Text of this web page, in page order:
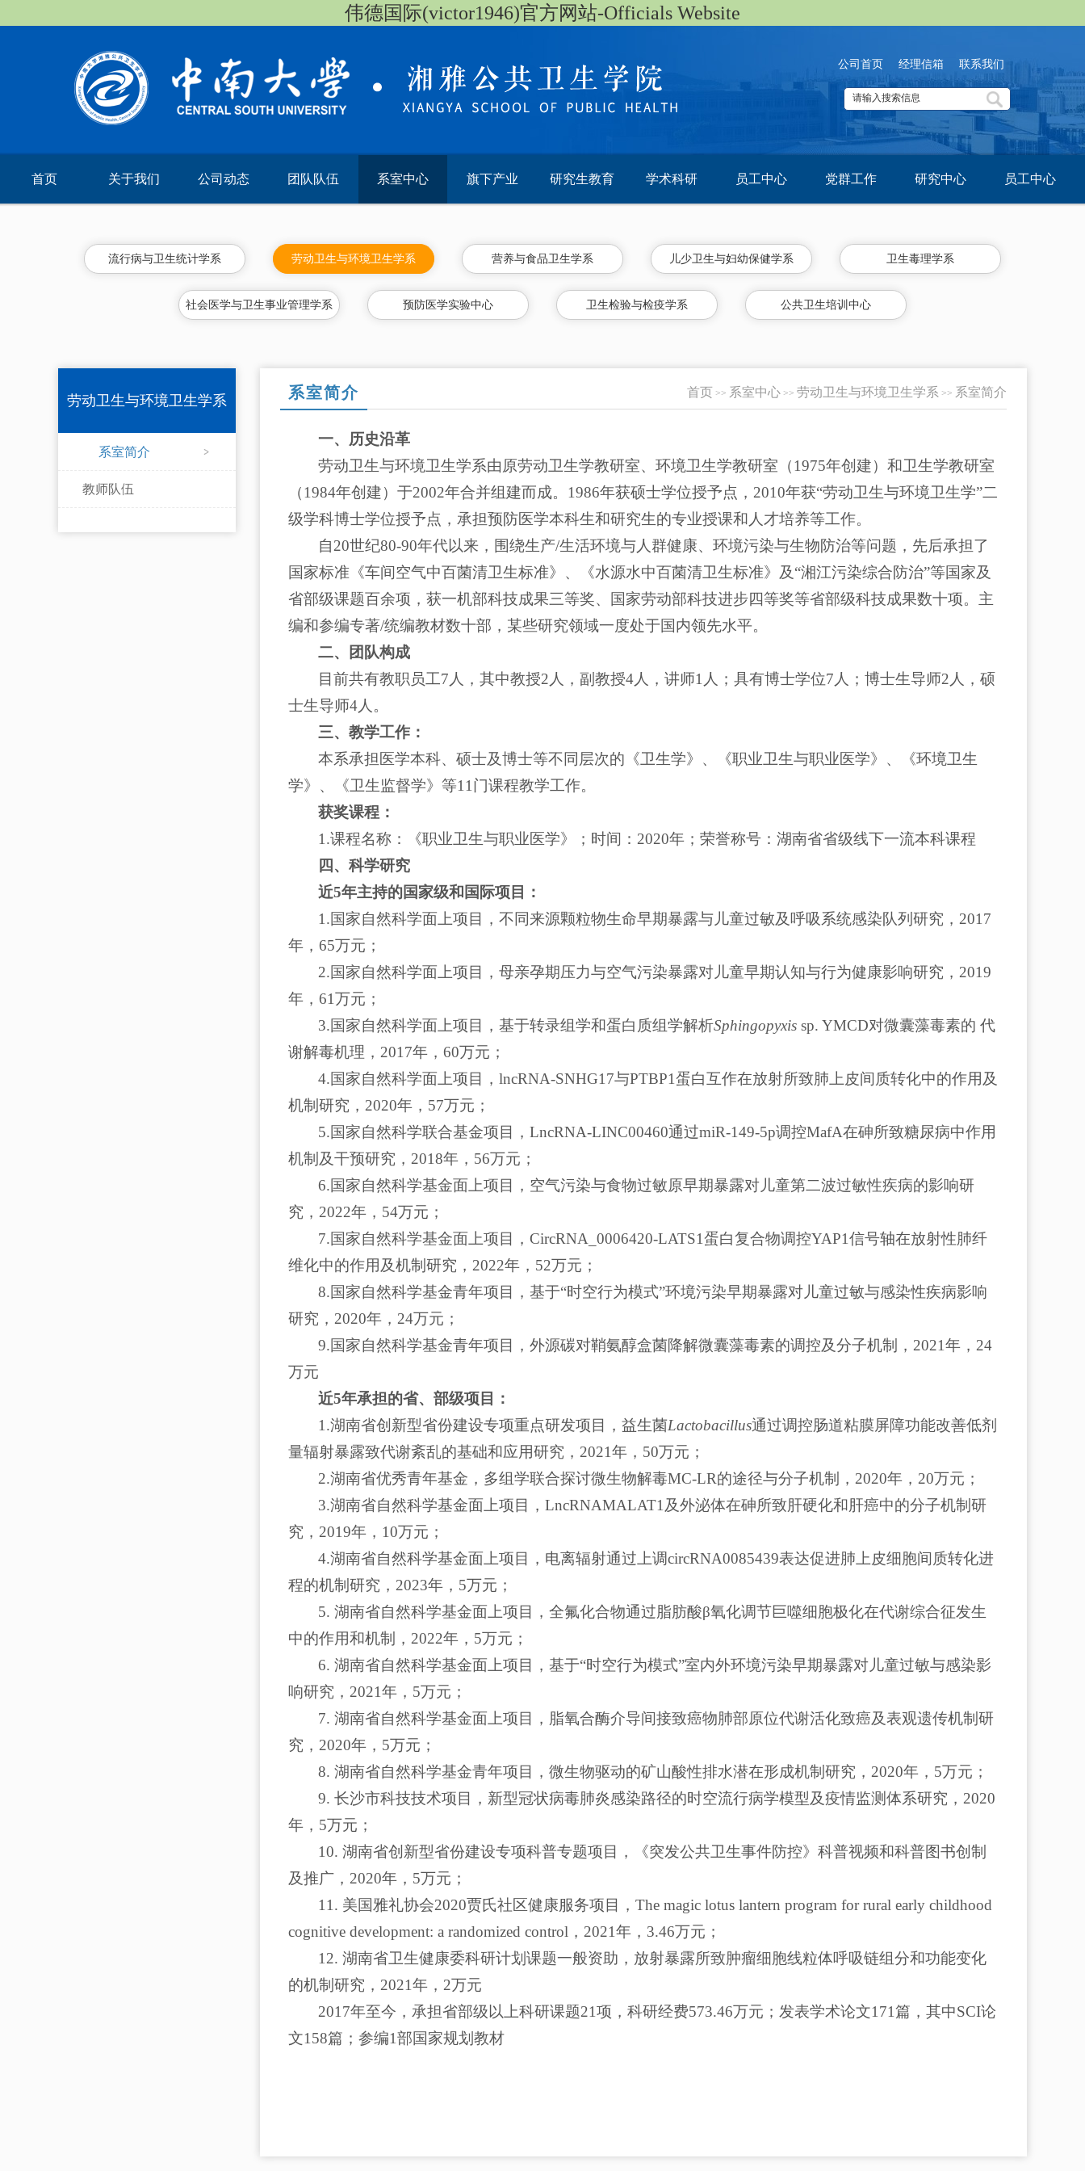
伟德国际(victor1946)官方网站-Officials Website
公司首页 经理信箱 联系我们
首页 关于我们 公司动态 团队队伍 系室中心 旗下产业 研究生教育 学术科研 员工中心 党群工作 研究中心 员工中心
流行病与卫生统计学系 劳动卫生与环境卫生学系 营养与食品卫生学系 儿少卫生与妇幼保健学系 卫生毒理学系
社会医学与卫生事业管理学系 预防医学实验中心 卫生检验与检疫学系 公共卫生培训中心
劳动卫生与环境卫生学系
系室简介
教师队伍
系室简介 首页 >> 系室中心 >> 劳动卫生与环境卫生学系 >> 系室简介
一、历史沿革
劳动卫生与环境卫生学系由原劳动卫生学教研室、环境卫生学教研室（1975年创建）和卫生学教研室
（1984年创建）于2002年合并组建而成。1986年获硕士学位授予点，2010年获“劳动卫生与环境卫生学”二
级学科博士学位授予点，承担预防医学本科生和研究生的专业授课和人才培养等工作。
自20世纪80-90年代以来，围绕生产/生活环境与人群健康、环境污染与生物防治等问题，先后承担了
国家标准《车间空气中百菌清卫生标准》、《水源水中百菌清卫生标准》及“湘江污染综合防治”等国家及
省部级课题百余项，获一机部科技成果三等奖、国家劳动部科技进步四等奖等省部级科技成果数十项。主
编和参编专著/统编教材数十部，某些研究领域一度处于国内领先水平。
二、团队构成
目前共有教职员工7人，其中教授2人，副教授4人，讲师1人；具有博士学位7人；博士生导师2人，硕
士生导师4人。
三、教学工作：
本系承担医学本科、硕士及博士等不同层次的《卫生学》、《职业卫生与职业医学》、《环境卫生
学》、《卫生监督学》等11门课程教学工作。
获奖课程：
1.课程名称：《职业卫生与职业医学》；时间：2020年；荣誉称号：湖南省省级线下一流本科课程
四、科学研究
近5年主持的国家级和国际项目
：
1.国家自然科学面上项目，不同来源颗粒物生命早期暴露与儿童过敏及呼吸系统感染队列研究，2017
年，65万元；
2.国家自然科学面上项目，母亲孕期压力与空气污染暴露对儿童早期认知与行为健康影响研究，2019
年，61万元；
3.国家自然科学面上项目，基于转录组学和蛋白质组学解析Sphingopyxis sp. YMCD对微囊藻毒素的 代
谢解毒机理，2017年，60万元；
4.国家自然科学面上项目，lncRNA-SNHG17与PTBP1蛋白互作在放射所致肺上皮间质转化中的作用及
机制研究，2020年，57万元；
5.国家自然科学联合基金项目，LncRNA-LINC00460通过miR-149-5p调控MafA在砷所致糖尿病中作用
机制及干预研究，2018年，56万元；
6.国家自然科学基金面上项目，空气污染与食物过敏原早期暴露对儿童第二波过敏性疾病的影响研
究，2022年，54万元；
7.国家自然科学基金面上项目，CircRNA_0006420-LATS1蛋白复合物调控YAP1信号轴在放射性肺纤
维化中的作用及机制研究，2022年，52万元；
8.国家自然科学基金青年项目，基于“时空行为模式”环境污染早期暴露对儿童过敏与感染性疾病影响
研究，2020年，24万元；
9.国家自然科学基金青年项目，外源碳对鞘氨醇盒菌降解微囊藻毒素的调控及分子机制，2021年，24
万元
近5年承担的省、部级项目：
1.湖南省创新型省份建设专项重点研发项目，益生菌Lactobacillus通过调控肠道粘膜屏障功能改善低剂
量辐射暴露致代谢紊乱的基础和应用研究，2021年，50万元；
2.湖南省优秀青年基金，多组学联合探讨微生物解毒MC-LR的途径与分子机制，2020年，20万元；
3.湖南省自然科学基金面上项目，LncRNAMALAT1及外泌体在砷所致肝硬化和肝癌中的分子机制研
究，2019年，10万元；
4.湖南省自然科学基金面上项目，电离辐射通过上调circRNA0085439表达促进肺上皮细胞间质转化进
程的机制研究，2023年，5万元；
5. 湖南省自然科学基金面上项目，全氟化合物通过脂肪酸β氧化调节巨噬细胞极化在代谢综合征发生
中的作用和机制，2022年，5万元；
6. 湖南省自然科学基金面上项目，基于“时空行为模式”室内外环境污染早期暴露对儿童过敏与感染影
响研究，2021年，5万元；
7. 湖南省自然科学基金面上项目，脂氧合酶介导间接致癌物肺部原位代谢活化致癌及表观遗传机制研
究，2020年，5万元；
8. 湖南省自然科学基金青年项目，微生物驱动的矿山酸性排水潜在形成机制研究，2020年，5万元；
9. 长沙市科技技术项目，新型冠状病毒肺炎感染路径的时空流行病学模型及疫情监测体系研究，2020
年，5万元；
10. 湖南省创新型省份建设专项科普专题项目，《突发公共卫生事件防控》科普视频和科普图书创制
及推广，2020年，5万元；
11. 美国雅礼协会2020贾氏社区健康服务项目，The magic lotus lantern program for rural early childhood
cognitive development: a randomized control，2021年，3.46万元；
12. 湖南省卫生健康委科研计划课题一般资助，放射暴露所致肿瘤细胞线粒体呼吸链组分和功能变化
的机制研究，2021年，2万元
2017年至今，承担省部级以上科研课题21项，科研经费573.46万元；发表学术论文171篇，其中SCI论
文158篇；参编1部国家规划教材